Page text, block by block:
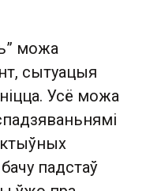
можа
сытуацыя
Усё можа
падстаў